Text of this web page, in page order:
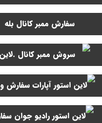
سفارش ممبر کانال بله
سفارش ممبر کانال
سفارش
لایک ویدیو آپارات